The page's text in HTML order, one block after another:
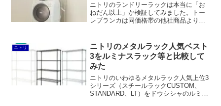
ニトリのランドリーラックは本当に「お
ねだん以上」か検証してみました。トー
レブランカは同価格帯の他社商品よりも
うになっていて良くできています。ソル
ヴィも天井つっぱり式としては安定感が
ある構造で、ステンレス洗濯機ラックに
至ってはカタログ通販なら1万円くらいす
るところが約4千円という低価格ですから
本当に驚きです。
ニトリ
ニトリのメタルラック人気ベスト
3をルミナスラック等と比較して
みた
ニトリのいわゆるメタルラック人気上位3
シリーズ（スチールラックCUSTOM、
STANDARD、LT）をドウシシャのルミナ